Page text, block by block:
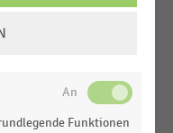
über den
ausgerichteten,
in Bocholt, ab 2011
unter der Marke
Funktionen